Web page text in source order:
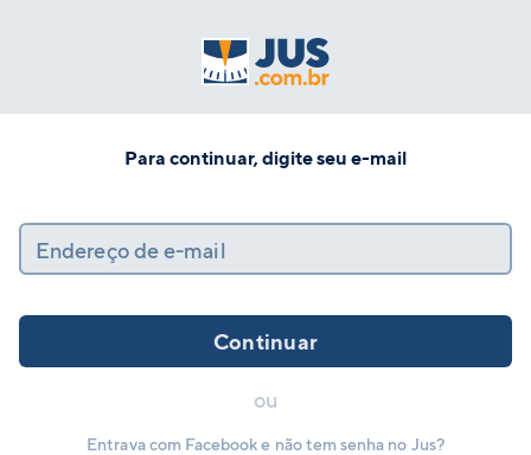
Para continuar, digite seu e-mail
Endereço de e-mail
Continuar
ou
Entrava com Facebook e não tem senha no Jus?